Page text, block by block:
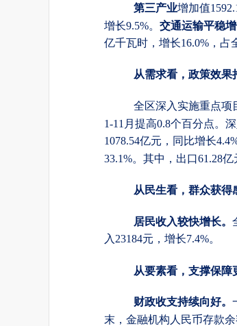
第三产业增加值
增长9.5%。 交通运输平稳增
亿千瓦时，增长16.0%，占
从需求看，政策效果
全区深入实施重点项
1-11月提高0.8个百分点。
1078.54亿元，同比增长
33.1%。其中，出口61.28亿
从民生看，群众获得
居民收入较快增长。
入23184元，增长7.4%。
从要素看，支撑保障
财政收支持续向好。
末，金融机构人民币存款余